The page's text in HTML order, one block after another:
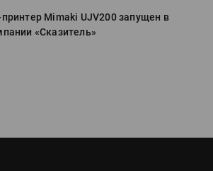
Mimaki UJV200 запущен в
«Сказитель»